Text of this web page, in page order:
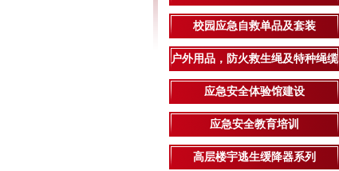
校园应急自救单品及套装
户外用品，防火救生绳及特种绳缆
应急安全体验馆建设
应急安全教育培训
高层楼宇逃生缓降器系列